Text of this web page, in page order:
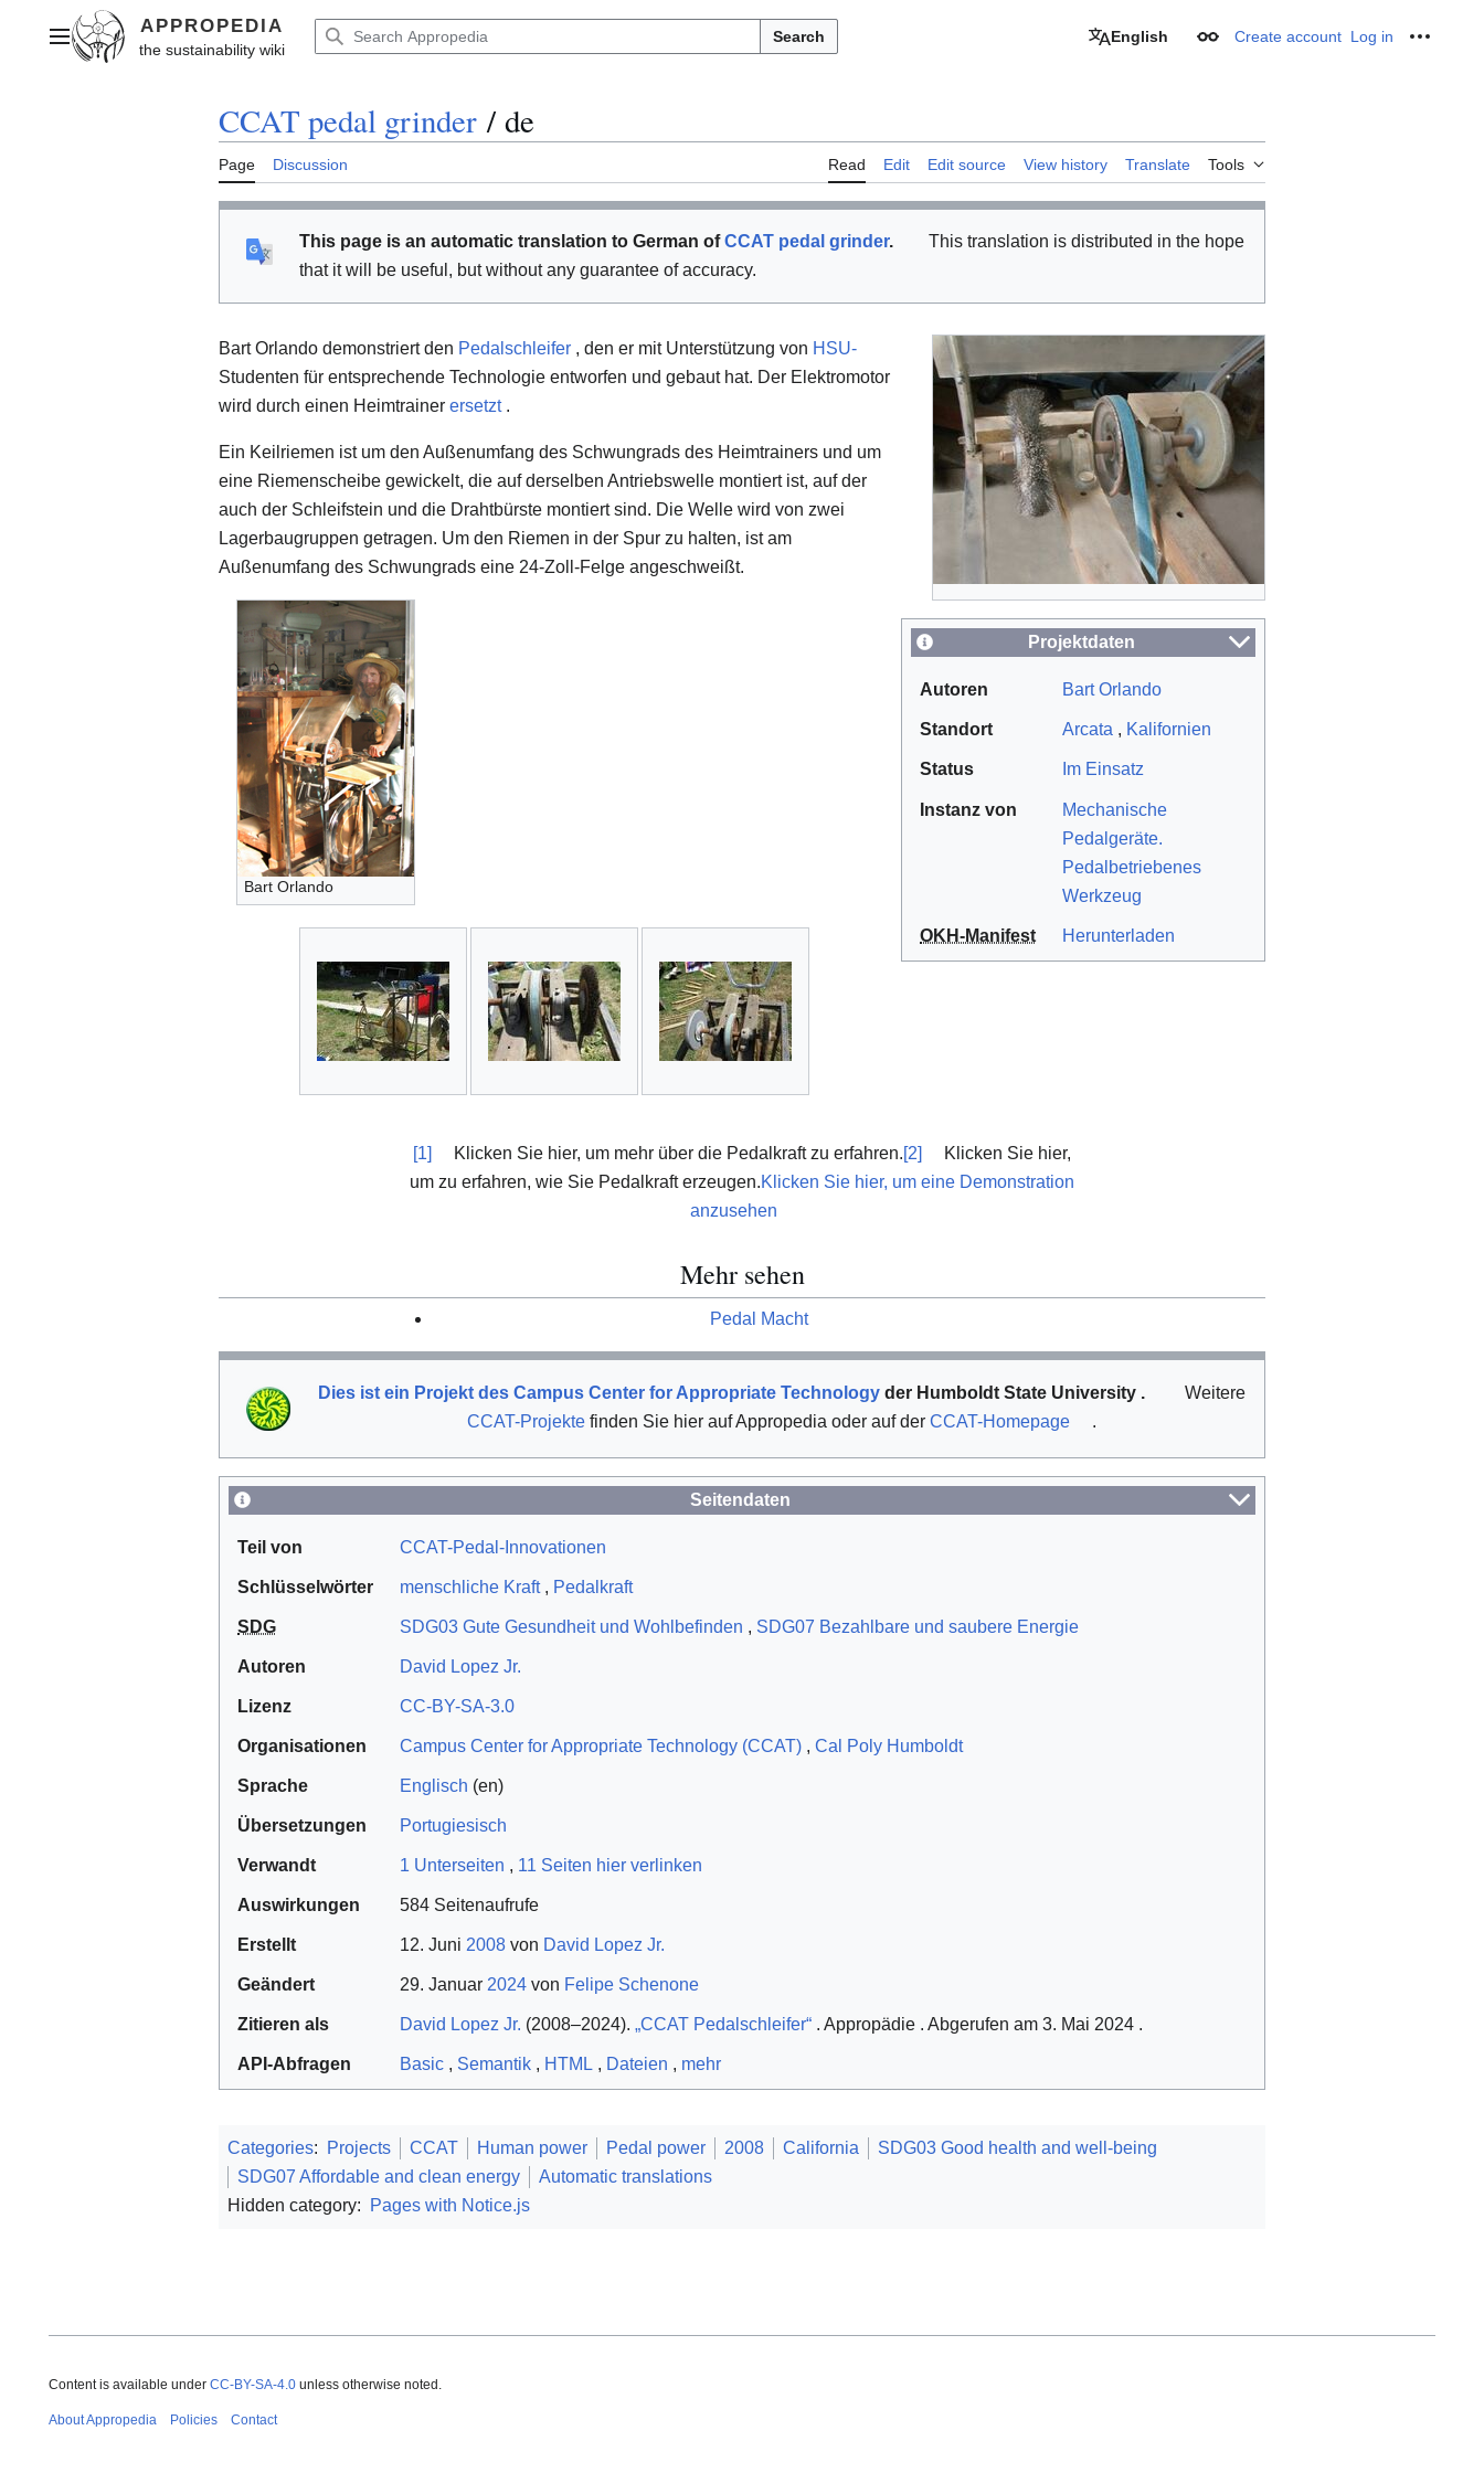
contentMain menu Search English Appearance
Create account Log in
CCAT pedal grinder / de
Page Discussion Read Edit Edit source View history Translate Tools
This page is an automatic translation to German ofCCAT pedal grinder.
This translation is distributed in the hope
that it will be useful, but without any guarantee of accuracy.
Projektdaten
Autoren Bart Orlando
Standort Arcata , Kalifornien
Status Im Einsatz
Instanz von
Mechanische
Pedalgeräte.
Pedalbetriebenes
Werkzeug
OKH-Manifest Herunterladen
Bart Orlando demonstriert den Pedalschleifer , den er mit Unterstützung von HSU-
Studenten für entsprechende Technologie entworfen und gebaut hat. Der Elektromotor
wird durch einen Heimtrainer ersetzt.
Ein Keilriemen ist um den Außenumfang des Schwungrads des Heimtrainers und um
eine Riemenscheibe gewickelt, die auf derselben Antriebswelle montiert ist, auf der
auch der Schleifstein und die Drahtbürste montiert sind. Die Welle wird von zwei
Lagerbaugruppen getragen. Um den Riemen in der Spur zu halten, ist am
Außenumfang des Schwungrads eine 24-Zoll-Felge angeschweißt.
Bart Orlando
[1] Klicken Sie hier, um mehr über die Pedalkraft zu erfahren.[2]
Klicken Sie hier,
um zu erfahren, wie Sie Pedalkraft erzeugen.Klicken Sie hier, um eine Demonstration
anzusehen
Mehr sehen
Pedal Macht
Dies ist ein Projekt des Campus Center for Appropriate Technology der Humboldt State University .
Weitere
CCAT-Projekte finden Sie hier auf Appropedia oder auf der CCAT-Homepage .
Seitendaten
Teil von CCAT-Pedal-Innovationen
Schlüsselwörter menschliche Kraft, Pedalkraft
SDG SDG03 Gute Gesundheit und Wohlbefinden , SDG07 Bezahlbare und saubere Energie
Autoren David Lopez Jr.
Lizenz CC-BY-SA-3.0
Organisationen Campus Center for Appropriate Technology (CCAT) , Cal Poly Humboldt
Sprache Englisch (en)
Übersetzungen Portugiesisch
Verwandt 1 Unterseiten , 11 Seiten hier verlinken
Auswirkungen 584 Seitenaufrufe
Erstellt 12. Juni 2008 von David Lopez Jr.
Geändert 29. Januar 2024 von Felipe Schenone
Zitieren als David Lopez Jr. (2008–2024). „CCAT Pedalschleifer“ . Appropädie . Abgerufen am 3. Mai 2024 .
API-Abfragen Basic , Semantik , HTML , Dateien , mehr
Categories: Projects CCAT Human power Pedal power 2008 California
SDG03 Good health and well-being
SDG07 Affordable and clean energy
Automatic translations
Hidden category:
Pages with Notice.js
Content is available under CC-BY-SA-4.0 unless otherwise noted.
About Appropedia Policies Contact